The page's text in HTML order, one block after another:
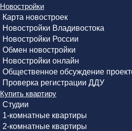
Новостройки
Карта новостроек
Новостройки Владивостока
Новостройки России
Обмен новостройки
Новостройки онлайн
Общественное обсуждение
Проверка регистрации ДДУ
Купить квартиру
Студии
1-комнатные квартиры
2-комнатные квартиры